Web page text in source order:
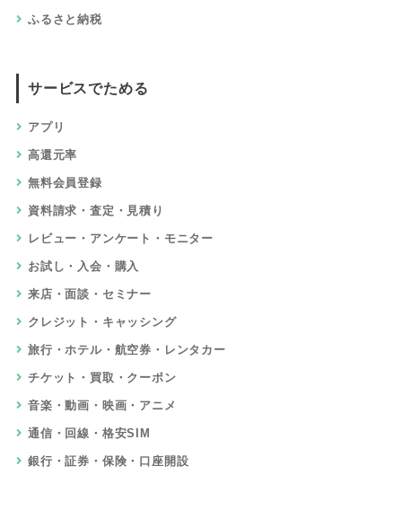
ふるさと納税
サービスでためる
アプリ
高還元率
無料会員登録
資料請求・査定・見積り
レビュー・アンケート・モニター
お試し・入会・購入
来店・面談・セミナー
クレジット・キャッシング
旅行・ホテル・航空券・レンタカー
チケット・買取・クーポン
音楽・動画・映画・アニメ
通信・回線・格安SIM
銀行・証券・保険・口座開設